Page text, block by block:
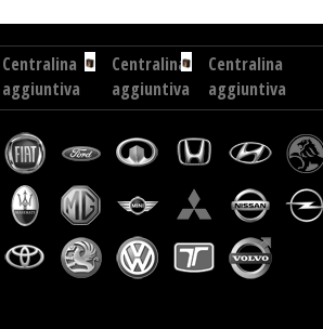
Centralina
aggiuntiva
Volkswagen
Jetta
2.0
TDI
CR
cv
Centralina
aggiuntiva
Jaguar
XJ
3.0
275
cv
Centralina
aggiuntiva
Vauxhall
Tigra
Twintop
CDTI
70
cv